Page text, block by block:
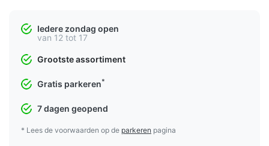
Iedere zondag open
van 12 tot 17
Grootste assortiment
Gratis parkeren*
7 dagen geopend
* Lees de voorwaarden op de parkeren pagina